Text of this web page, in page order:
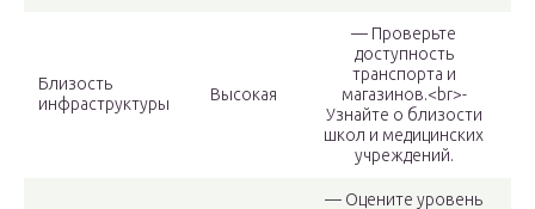
Близость
инфраструктуры
Высокая
— Проверьте
доступность
транспорта и
магазинов.<br>-
Узнайте о близости
школ и медицинских
учреждений.
— Оцените уровень